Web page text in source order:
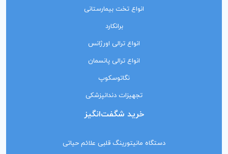
انواع تخت بیمارستانی
برانکارد
انواع ترالی اورژانس
انواع ترالی پانسمان
نگاتوسکوپ
تجهیزات دندانپزشکی
خرید شگفت‌انگیز
دستگاه مانیتورینگ‌ قلبی علائم حیاتی